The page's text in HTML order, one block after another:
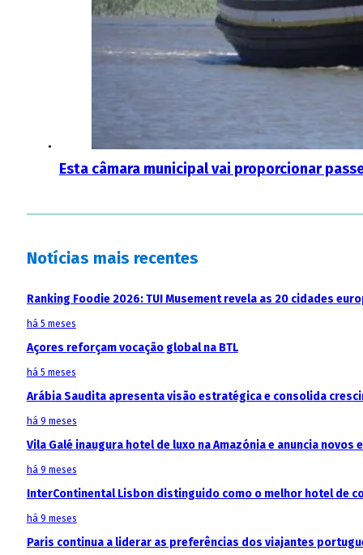
Esta câmara municipal vai proporcionar
Notícias mais recentes
Ranking Foodie 2026: TUI Musement revela as 20 cidades
há 5 meses
Açores reforçam vocação global na BTL
há 5 meses
Arábia Saudita apresenta visão estratégica e consolida
há 9 meses
Vila Galé inaugura hotel de luxo na Amazónia e anuncia
há 9 meses
InterContinental Lisbon distinguido como o melhor hotel de
há 9 meses
Paris continua a liderar as preferências dos viajantes